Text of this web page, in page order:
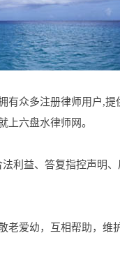
有众多注册律师用户,
上六盘水律师网。
利益、答复指控声明
爱幼，互相帮助，维